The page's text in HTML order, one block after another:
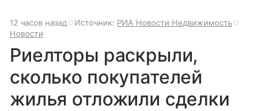
12 часов назад Источник: РИА Новости Недвижимость
Новости
Риелторы раскрыли,
сколько покупателей
жилья отложили сделки